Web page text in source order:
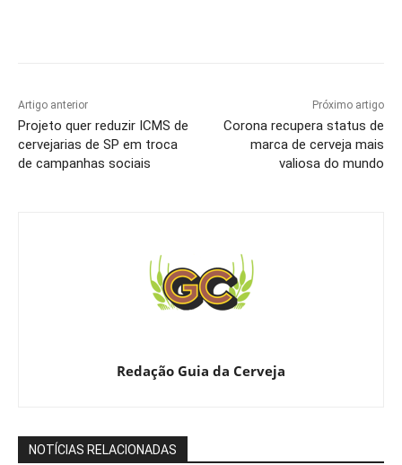
Artigo anterior
Projeto quer reduzir ICMS de
cervejarias de SP em troca
de campanhas sociais
Próximo artigo
Corona recupera status de
marca de cerveja mais
valiosa do mundo
Redação Guia da Cerveja
NOTÍCIAS RELACIONADAS